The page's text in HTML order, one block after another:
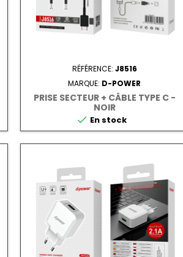
RÉFÉRENCE: J8516
MARQUE: D-POWER
PRISE SECTEUR + CÂBLE TYPE C -
NOIR
 En stock